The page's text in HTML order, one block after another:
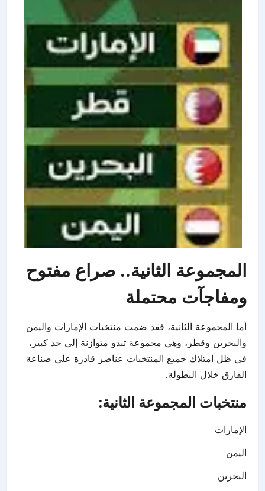
المجموعة الثانية.. صراع مفتوح
ومفاجآت محتملة
أما المجموعة الثانية، فقد ضمت منتخبات الإمارات واليمن
والبحرين وقطر، وهي مجموعة تبدو متوازنة إلى حد كبير،
في ظل امتلاك جميع المنتخبات عناصر قادرة على صناعة
الفارق خلال البطولة.
منتخبات المجموعة الثانية:
الإمارات
اليمن
البحرين